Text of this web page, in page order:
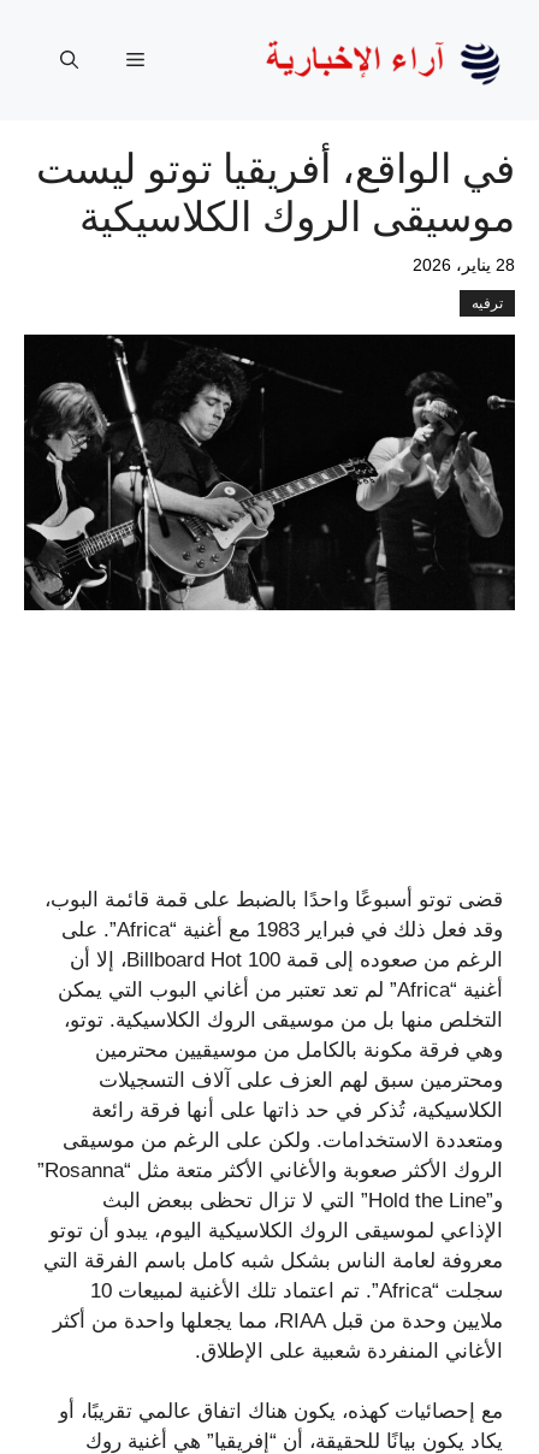
المحتوى
القائمة
في الواقع، أفريقيا توتو ليست
موسيقى الروك الكلاسيكية
28 يناير، 2026
ترفيه
قضى توتو أسبوعًا واحدًا بالضبط على قمة قائمة البوب،
وقد فعل ذلك في فبراير 1983 مع أغنية “Africa”. على
الرغم من صعوده إلى قمة Billboard Hot 100، إلا أن
أغنية “Africa” ​​لم تعد تعتبر من أغاني البوب ​​التي يمكن
التخلص منها بل من موسيقى الروك الكلاسيكية. توتو،
وهي فرقة مكونة بالكامل من موسيقيين محترمين
ومحترمين سبق لهم العزف على آلاف التسجيلات
الكلاسيكية، تُذكر في حد ذاتها على أنها فرقة رائعة
ومتعددة الاستخدامات. ولكن على الرغم من موسيقى
الروك الأكثر صعوبة والأغاني الأكثر متعة مثل “Rosanna”
و”Hold the Line” التي لا تزال تحظى ببعض البث
الإذاعي لموسيقى الروك الكلاسيكية اليوم، يبدو أن توتو
معروفة لعامة الناس بشكل شبه كامل باسم الفرقة التي
سجلت “Africa”. تم اعتماد تلك الأغنية لمبيعات 10
ملايين وحدة من قبل RIAA، مما يجعلها واحدة من أكثر
الأغاني المنفردة شعبية على الإطلاق.
مع إحصائيات كهذه، يكون هناك اتفاق عالمي تقريبًا، أو
يكاد يكون بيانًا للحقيقة، أن “إفريقيا” هي أغنية روك